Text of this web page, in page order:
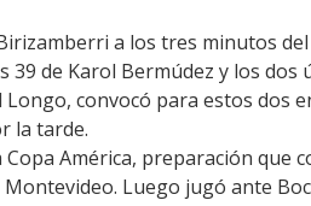
a los tres minutos
de Karol Bermúdez y los dos
convocó para estos dos
la tarde.
América, preparación que
Luego jugó ante